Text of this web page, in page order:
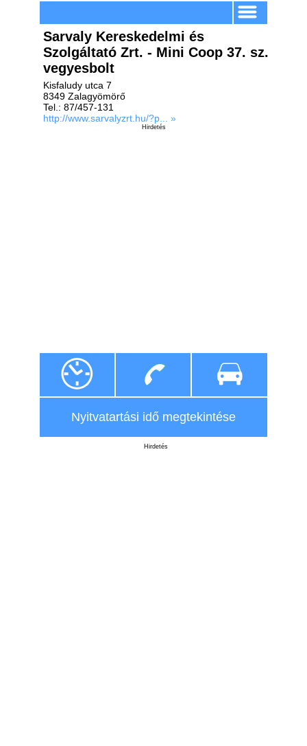
Sarvaly Kereskedelmi és
Szolgáltató Zrt. - Mini Coop 37. sz.
vegyesbolt
Kisfaludy utca 7
8349 Zalagyömörő
Tel.: 87/457-131
http://www.sarvalyzrt.hu/?p... »
Hirdetés
Nyitvatartási idő megtekintése
Hirdetés